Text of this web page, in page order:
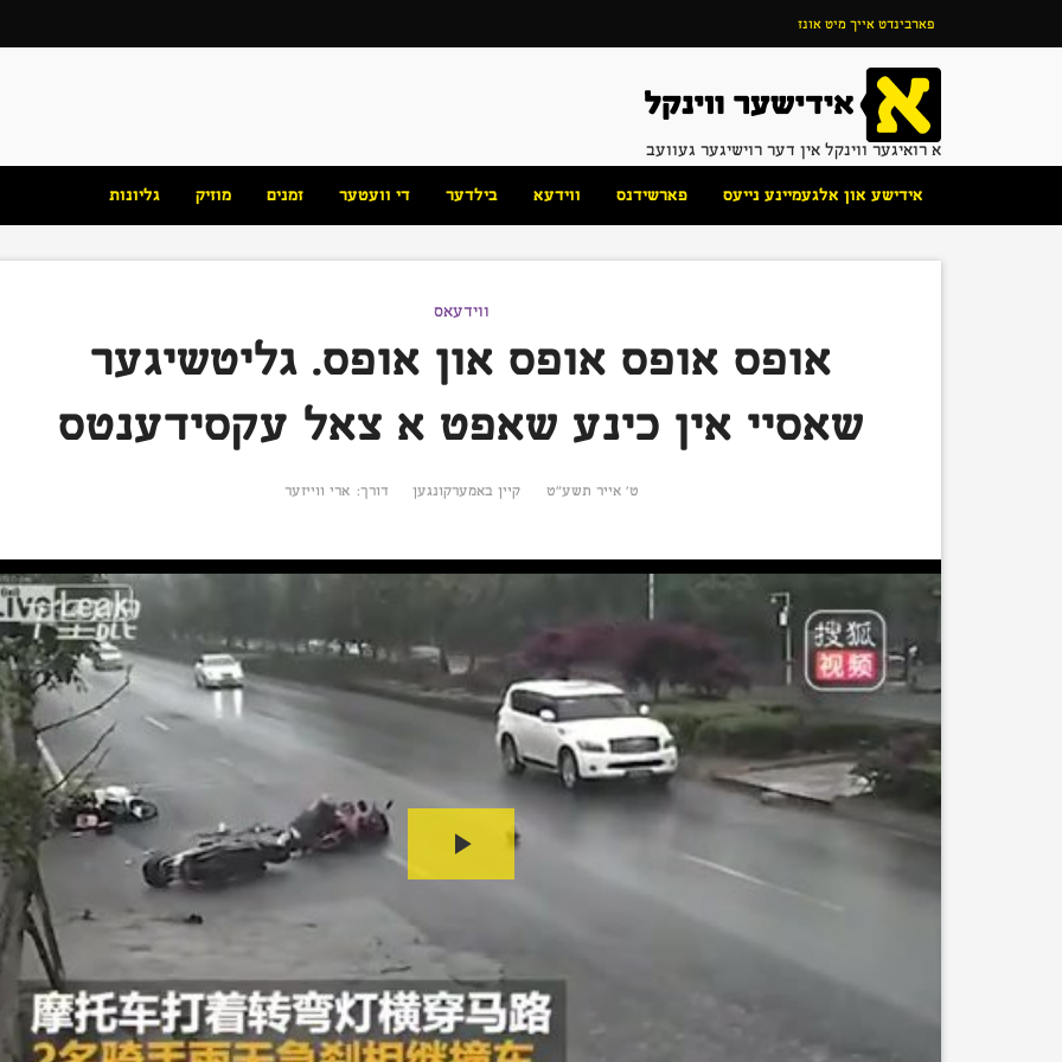
פארבינדט אייך מיט אונז
א רואיגער ווינקל אין דער רוישיגער געוועב
אידישע און אלגעמיינע נייעס פארשידנס ווידעא בילדער די וועטער זמנים מוזיק גליונות
ווידעאס
אופס אופס אופס און אופס. גליטשיגער
שאסיי אין כינע שאפט א צאל עקסידענטס
ט׳ אייר תשע״ט קיין באמערקונגען דורך: ארי ווייזער
Play
Video